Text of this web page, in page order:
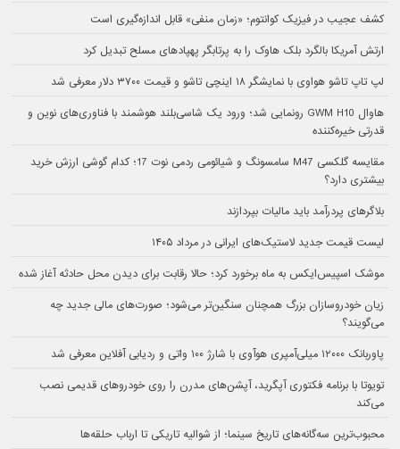
کشف عجیب در فیزیک کوانتوم؛ «زمان منفی» قابل اندازه‌گیری است
ارتش آمریکا بالگرد بلک هاوک را به پرتابگر پهپادهای مسلح تبدیل کرد
لپ تاپ تاشو هواوی با نمایشگر ۱۸ اینچی تاشو و قیمت ۳۷۰۰ دلار معرفی شد
هاوال GWM H10 رونمایی شد؛ ورود یک شاسی‌بلند هوشمند با فناوری‌های نوین و
قدرتی خیره‌کننده
مقایسه گلکسی M47 سامسونگ و شیائومی ردمی نوت 17؛ کدام گوشی ارزش خرید
بیشتری دارد؟
بلاگرهای پردرآمد باید مالیات بپردازند
لیست قیمت جدید لاستیک‌های ایرانی در مرداد ۱۴۰۵
موشک اسپیس‌ایکس به ماه برخورد کرد؛ حالا رقابت برای دیدن محل حادثه آغاز شده
زیان خودروسازان بزرگ همچنان سنگین‌تر می‌شود؛ صورت‌های مالی جدید چه
می‌گویند؟
پاوربانک ۱۲۰۰۰ میلی‌آمپری هوآوی با شارژ ۱۰۰ واتی و ردیابی آفلاین معرفی شد
تویوتا با برنامه فکتوری آپگرید، آپشن‌های مدرن را روی خودروهای قدیمی نصب
می‌کند
محبوب‌ترین سه‌گانه‌های تاریخ سینما؛ از شوالیه تاریکی تا ارباب حلقه‌ها